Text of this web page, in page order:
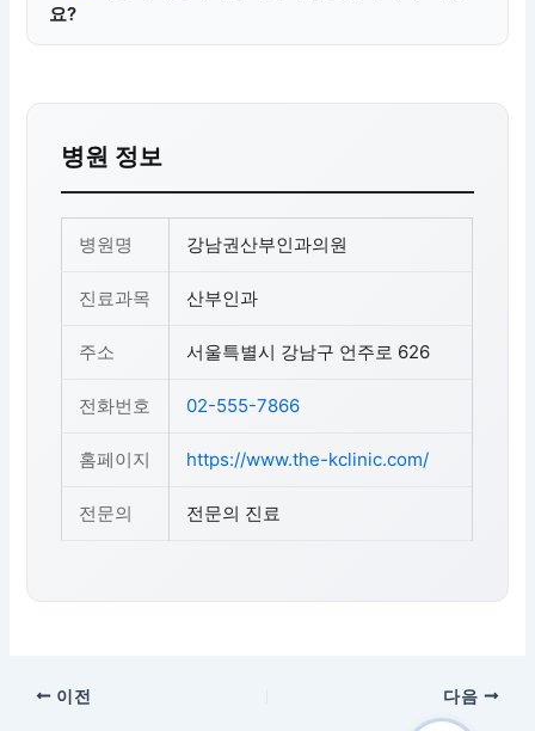
요?
병원 정보
병원명 강남권산부인과의원
진료과목 산부인과
주소 서울특별시 강남구 언주로 626
전화번호 02-555-7866
홈페이지 https://www.the-kclinic.com/
전문의 전문의 진료
이전 다음